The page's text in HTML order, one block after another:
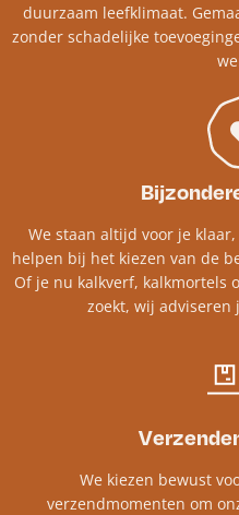
duurzaam leefklimaat.
zonder schadelijke
We staan altijd voor je
helpen bij het kiezen van de
Of je nu kalkverf, kalkmortels
zoekt, wij adviseren
We kiezen bewust
verzendmomenten om